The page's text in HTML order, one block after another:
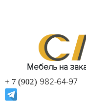
Мебель на
+ 7 (902) 982-64-97